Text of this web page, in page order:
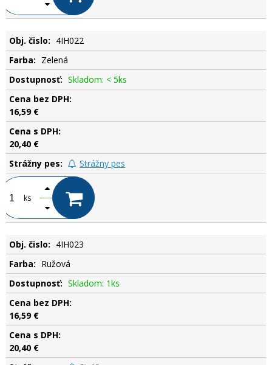
4IH022
Zelená
Skladom: < 5ks
16,59 €
20,40 €
Strážny pes
ks
4IH023
Ružová
Skladom: 1ks
16,59 €
20,40 €